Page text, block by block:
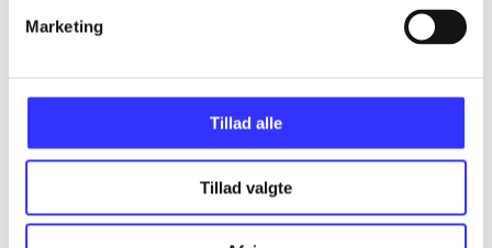
Marketing
Tillad alle
Tillad valgte
Minder om